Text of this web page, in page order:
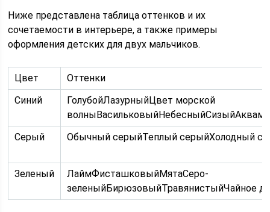
Ниже представлена таблица оттенков и их
сочетаемости в интерьере, а также примеры
оформления детских для двух мальчиков.
Цвет
Оттенки
Синий
ГолубойЛазурныйЦвет морской
Серый
Обычный серыйТеплый серыйХолодный
Зеленый
ЛаймФисташковыйМятаСеро-
зеленыйБирюзовыйТравянистыйЧайное